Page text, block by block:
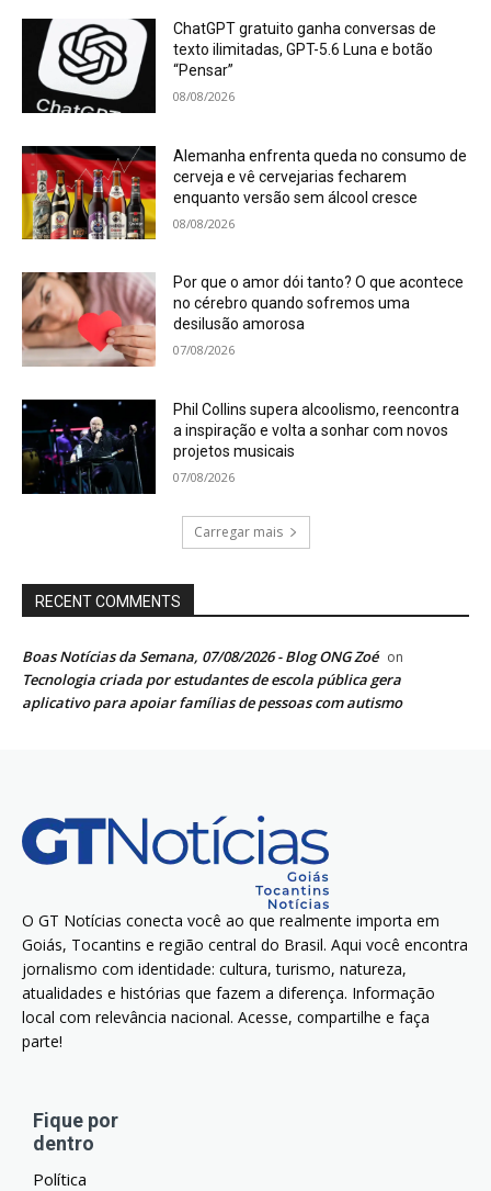
ChatGPT gratuito ganha conversas de
texto ilimitadas, GPT-5.6 Luna e botão
“Pensar”
08/08/2026
Alemanha enfrenta queda no consumo de
cerveja e vê cervejarias fecharem
enquanto versão sem álcool cresce
08/08/2026
Por que o amor dói tanto? O que acontece
no cérebro quando sofremos uma
desilusão amorosa
07/08/2026
Phil Collins supera alcoolismo, reencontra
a inspiração e volta a sonhar com novos
projetos musicais
07/08/2026
Carregar mais
RECENT COMMENTS
Boas Notícias da Semana, 07/08/2026 - Blog ONG Zoé on
Tecnologia criada por estudantes de escola pública gera
aplicativo para apoiar famílias de pessoas com autismo
O GT Notícias conecta você ao que realmente importa em
Goiás, Tocantins e região central do Brasil. Aqui você encontra
jornalismo com identidade: cultura, turismo, natureza,
atualidades e histórias que fazem a diferença. Informação
local com relevância nacional. Acesse, compartilhe e faça
parte!
Fique por
dentro
Política